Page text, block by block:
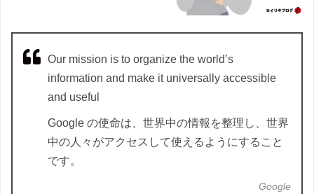
Our mission is to organize the world’s
information and make it universally accessible
and useful
Google の使命は、世界中の情報を整理し、世界
中の人々がアクセスして使えるようにすること
です。
Google